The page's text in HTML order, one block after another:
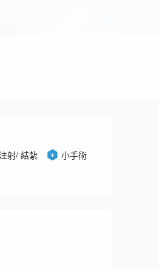
射/ 結紮
小手術